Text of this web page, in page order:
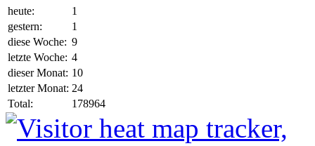
heute:
1
gestern:
1
diese Woche: 9
letzte Woche: 4
dieser Monat: 10
letzter Monat: 24
Total:
178964